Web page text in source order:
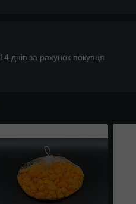
днів за рахунок покупця